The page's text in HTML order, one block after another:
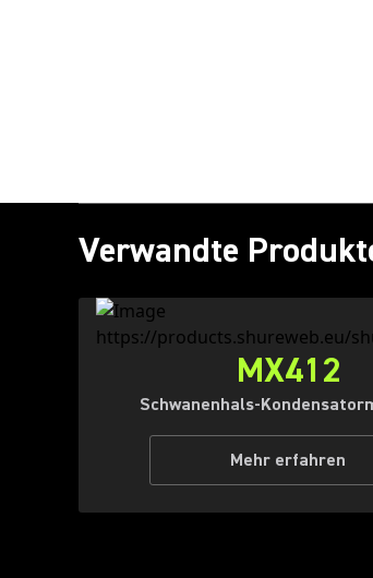
Verwandte
MX412
Schwanenhals-
Mehr erfahren